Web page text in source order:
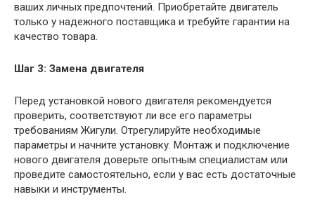
ваших личных предпочтений. Приобретайте двигатель
только у надежного поставщика и требуйте гарантии на
качество товара.
Шаг 3: Замена двигателя
Перед установкой нового двигателя рекомендуется
проверить, соответствуют ли все его параметры
требованиям Жигули. Отрегулируйте необходимые
параметры и начните установку. Монтаж и подключение
нового двигателя доверьте опытным специалистам или
проведите самостоятельно, если у вас есть достаточные
навыки и инструменты.